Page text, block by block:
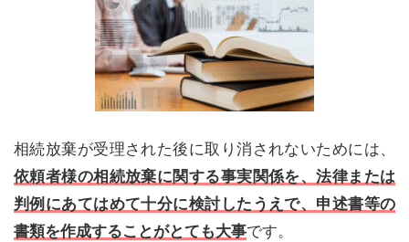
相続放棄が受理された後に取り消されないためには、
依頼者様の相続放棄に関する事実関係を、法律または
判例にあてはめて十分に検討したうえで、申述書等の
書類を作成することがとても大事です。